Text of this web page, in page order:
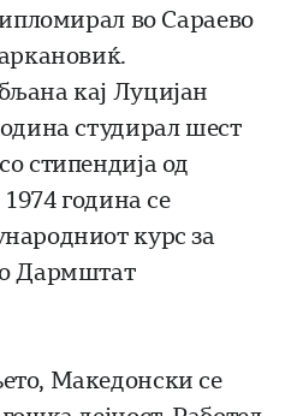
во Сараево
кај Луцијан
студирал шест
стипендија од
година се
курс за
Дармштат
Македонски се